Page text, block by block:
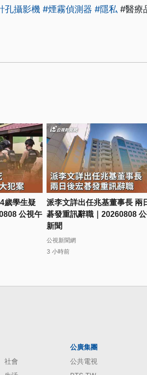
孔攝影機 #煙霧偵測器 #隱私 #醫療
歲學生疑
公視午
派李文詳出任兆基董事長 兩
碁發重訊辭職｜20260808
新聞
公視新聞網
3 小時前
社會
公廣集團
公共電視